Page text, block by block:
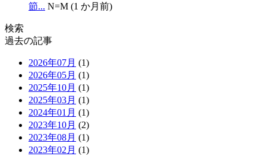
節... N=M (1 か月前)
検索
過去の記事
2026年07月 (1)
2026年05月 (1)
2025年10月 (1)
2025年03月 (1)
2024年01月 (1)
2023年10月 (2)
2023年08月 (1)
2023年02月 (1)